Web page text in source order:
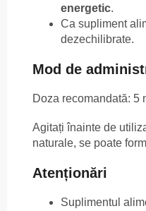
energetic.
Ca supliment
dezechilibrate.
Mod de
Doza recomandată: 5
Agitați înainte de
naturale, se poate
Atenționări
Suplimentul